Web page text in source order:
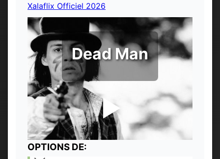
Xalaflix Officiel 2026
Dead Man
OPTIONS DE: